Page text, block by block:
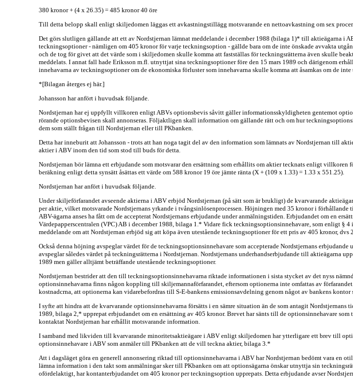
380 kronor + (4 x 26.35) = 485 kronor 40 öre
Till detta belopp skall enligt skiljedomen läggas ett avkastningstillägg motsvarande en nettoavkastning om sex
Det görs slutligen gällande att ett av Nordstjernan lämnat meddelande i december 1988 (bilaga 1)* till aktieägarna i
teckningsoptioner - nämligen om 405 kronor för varje teckningsoption - gällde bara om de inte önskade avvakta
och de tog för givet att det värde som i skiljedomen skulle komma att fastställas för teckningsrätterna även skulle
meddelats. I annat fall hade Eriksson m.fl. utnyttjat sina teckningsoptioner före den 15 mars 1989 och därigenom
innehavarna av teckningsoptioner om de ekonomiska förluster som innehavarna skulle komma att åsamkas om de
*[Bilagan återges ej här.]
Johansson har anfört i huvudsak följande.
Nordstjernan har ej uppfyllt villkoren enligt ABVs optionsbevis såvitt gäller informationsskyldigheten gentemot
rörande optionsbevisen skall annonseras. Följaktligen skall information om gällande rätt och om hur
dem som ställt frågan till Nordstjernan eller till PKbanken.
Detta har inneburit att Johansson - trots att han noga tagit del av den information som lämnats av Nordstjernan till
aktier i ABV inom den tid som stod till buds för detta.
Nordstjernan bör lämna ett erbjudande som motsvarar den ersättning som erhållits om aktier tecknats enligt
beräkning enligt detta synsätt åsättas ett värde om 588 kronor 19 öre jämte ränta (X + (109 x 1.33) = 1.33 x 551.25).
Nordstjernan har anfört i huvudsak följande.
Under skiljeförfarandet avseende aktierna i ABV erbjöd Nordstjernan (på sätt som är brukligt) de kvarvarande
per aktie, vilket motsvarade Nordstjernans yrkande i tvångsinlösenprocessen. Höjningen med 35 kronor i
ABV-ägarna anses ha fått om de accepterat Nordstjernans erbjudande under anmälningstiden. Erbjudandet om en
Värdepapperscentralen (VPC) AB i december 1988, bilaga 1.* Vidare fick teckningsoptionsinnehavare, som enligt
meddelande om att Nordstjernan erbjöd sig att köpa även utestående teckningsoptioner för ett pris av 405 kronor,
Också denna höjning avspeglar värdet för de teckningsoptionsinnehavare som accepterade Nordstjernans
avspeglar således värdet på teckningsrätterna i Nordstjernan. Nordstjernans underhandserbjudande till aktieägarna
1989 men gäller alltjämt beträffande utestående teckningsoptioner.
Nordstjernan bestrider att den till teckningsoptionsinnehavarna riktade informationen i sista stycket av det nyss
optionsinnehavarna finns någon koppling till skiljemannaförfarandet, eftersom optionerna inte omfattas av
kostnadcrna, att optionerna kan vidarebefordras till S-E-bankens emissionsavdelning genom något av bankens
I syfte att hindra att de kvarvarande optionsinnehavarna försätts i en sämre situation än de som antagit
1989, bilaga 2,* upprepat erbjudandet om en ersättning av 405 kronor. Brevet har sänts till de optionsinnehavare
kontaktat Nordstjernan har erhållit motsvarande information.
I samband med likviden till kvarvarande minoritetsaktieägare i ABV enligt skiljedomen har ytterligare ett brev till
optionsinnehavare i ABV som anmäler till PKbanken att de vill teckna aktier, bilaga 3.*
Att i dagsläget göra en generell annonsering riktad till optionsinnehavarna i ABV har Nordstjernan bedömt vara en
lämna information i den takt som anmälningar sker till PKbanken om att optionsägarna önskar utnyttja sin
ofördelaktigt, har kontanterbjudandet om 405 kronor per teckningsoption upprepats. Detta erbjudande avser